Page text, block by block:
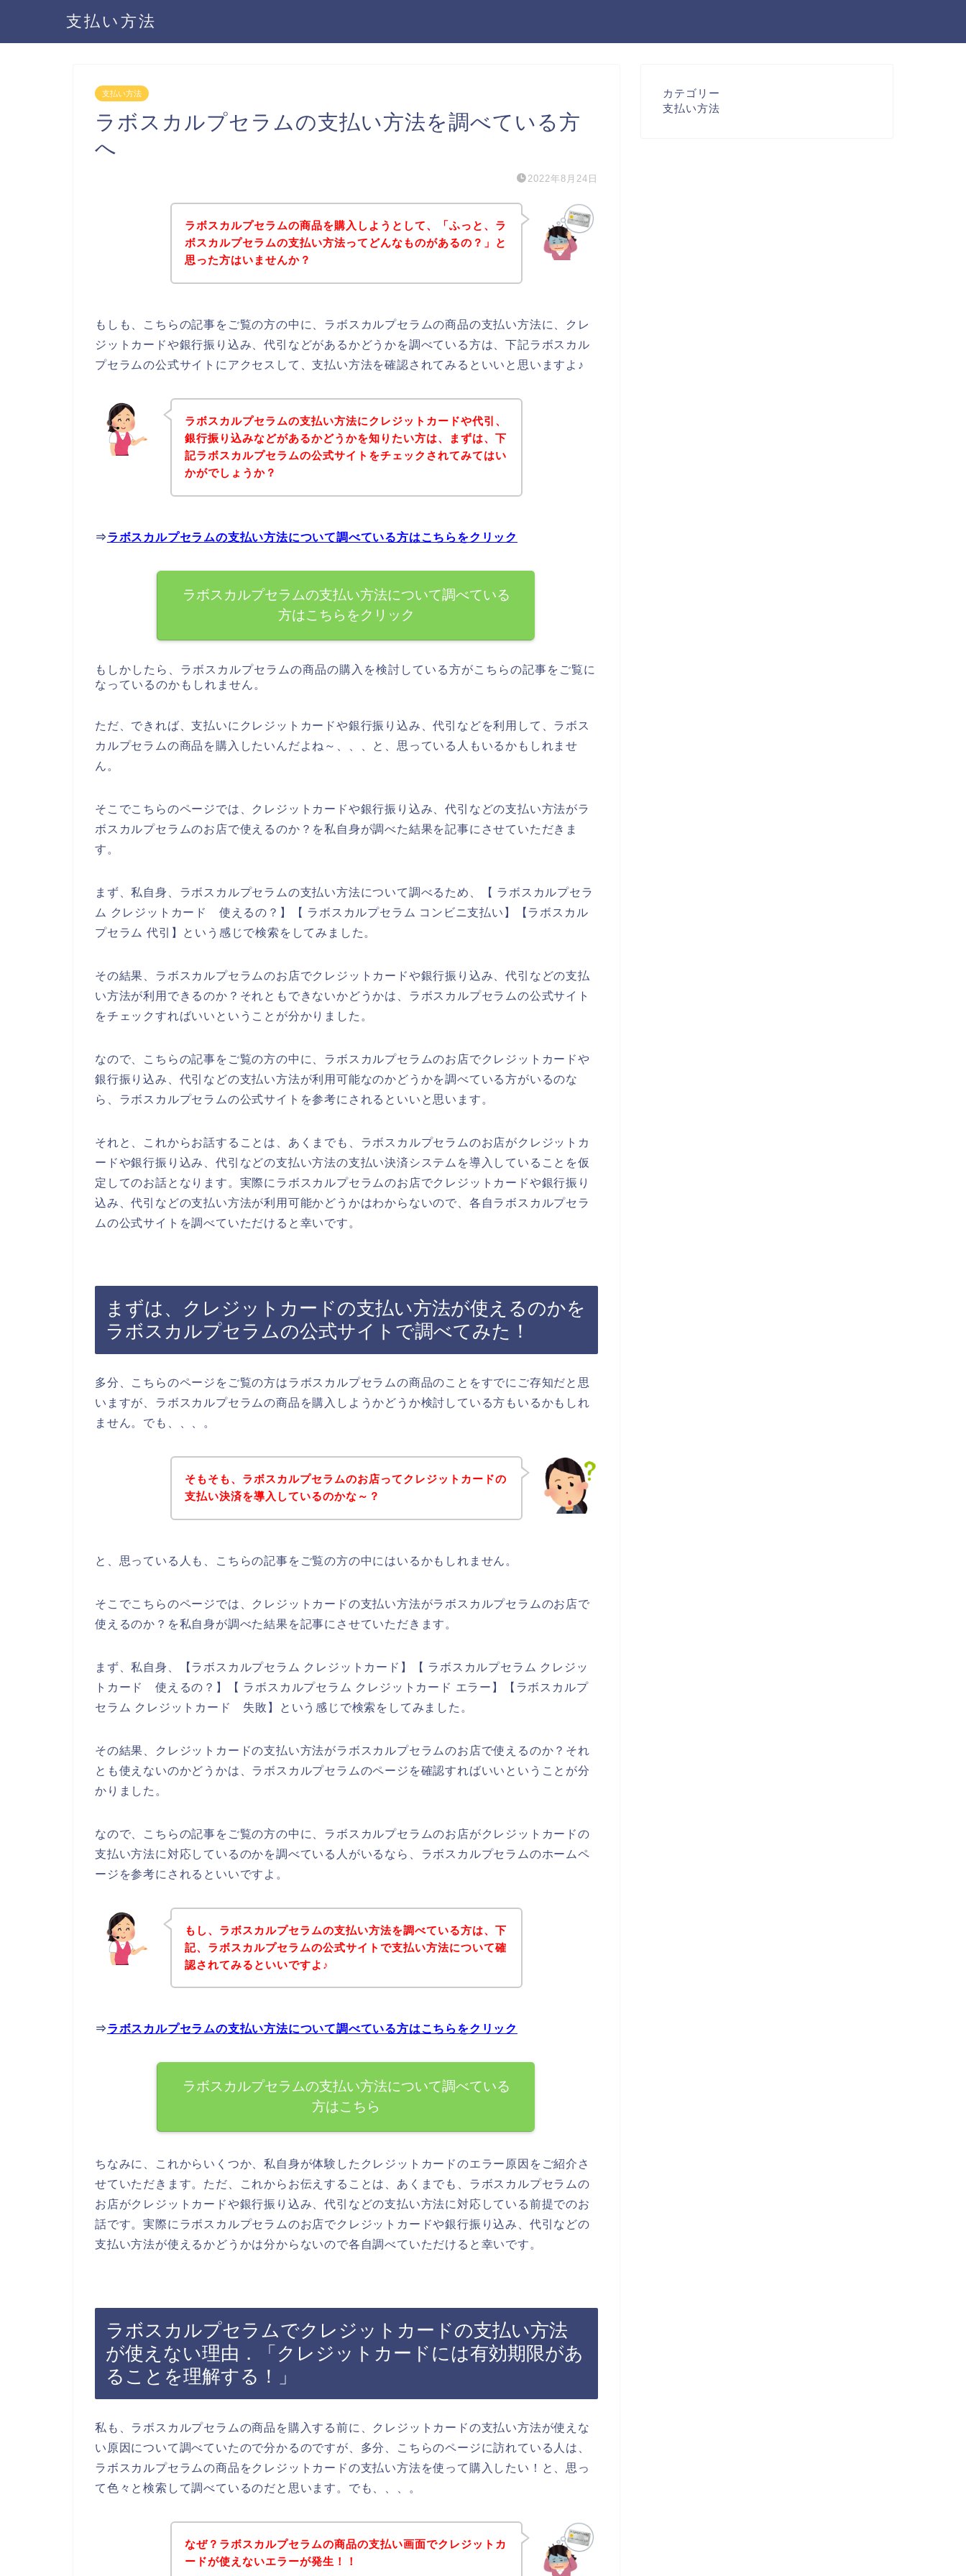
支払い方法
支払い方法
ラボスカルプセラムの支払い方法を調べている方
へ
2022年8月24日
ラボスカルプセラムの商品を購入しようとして、「ふっと、ラ
ボスカルプセラムの支払い方法ってどんなものがあるの？」と
思った方はいませんか？
もしも、こちらの記事をご覧の方の中に、ラボスカルプセラムの商品の支払い方法に、クレ
ジットカードや銀行振り込み、代引などがあるかどうかを調べている方は、下記ラボスカル
プセラムの公式サイトにアクセスして、支払い方法を確認されてみるといいと思いますよ♪
ラボスカルプセラムの支払い方法にクレジットカードや代引、
銀行振り込みなどがあるかどうかを知りたい方は、まずは、下
記ラボスカルプセラムの公式サイトをチェックされてみてはい
かがでしょうか？
⇒ラボスカルプセラムの支払い方法について調べている方はこちらをクリック
ラボスカルプセラムの支払い方法について調べている
方はこちらをクリック
もしかしたら、ラボスカルプセラムの商品の購入を検討している方がこちらの記事をご覧に
なっているのかもしれません。
ただ、できれば、支払いにクレジットカードや銀行振り込み、代引などを利用して、ラボス
カルプセラムの商品を購入したいんだよね～、、、と、思っている人もいるかもしれませ
ん。
そこでこちらのページでは、クレジットカードや銀行振り込み、代引などの支払い方法がラ
ボスカルプセラムのお店で使えるのか？を私自身が調べた結果を記事にさせていただきま
す。
まず、私自身、ラボスカルプセラムの支払い方法について調べるため、【 ラボスカルプセラ
ム クレジットカード 使えるの？】【 ラボスカルプセラム コンビニ支払い】【ラボスカル
プセラム 代引】という感じで検索をしてみました。
その結果、ラボスカルプセラムのお店でクレジットカードや銀行振り込み、代引などの支払
い方法が利用できるのか？それともできないかどうかは、ラボスカルプセラムの公式サイト
をチェックすればいいということが分かりました。
なので、こちらの記事をご覧の方の中に、ラボスカルプセラムのお店でクレジットカードや
銀行振り込み、代引などの支払い方法が利用可能なのかどうかを調べている方がいるのな
ら、ラボスカルプセラムの公式サイトを参考にされるといいと思います。
それと、これからお話することは、あくまでも、ラボスカルプセラムのお店がクレジットカ
ードや銀行振り込み、代引などの支払い方法の支払い決済システムを導入していることを仮
定してのお話となります。実際にラボスカルプセラムのお店でクレジットカードや銀行振り
込み、代引などの支払い方法が利用可能かどうかはわからないので、各自ラボスカルプセラ
ムの公式サイトを調べていただけると幸いです。
まずは、クレジットカードの支払い方法が使えるのかを
ラボスカルプセラムの公式サイトで調べてみた！
多分、こちらのページをご覧の方はラボスカルプセラムの商品のことをすでにご存知だと思
いますが、ラボスカルプセラムの商品を購入しようかどうか検討している方もいるかもしれ
ません。でも、、、。
そもそも、ラボスカルプセラムのお店ってクレジットカードの
支払い決済を導入しているのかな～？
と、思っている人も、こちらの記事をご覧の方の中にはいるかもしれません。
そこでこちらのページでは、クレジットカードの支払い方法がラボスカルプセラムのお店で
使えるのか？を私自身が調べた結果を記事にさせていただきます。
まず、私自身、【ラボスカルプセラム クレジットカード】【 ラボスカルプセラム クレジッ
トカード 使えるの？】【 ラボスカルプセラム クレジットカード エラー】【ラボスカルプ
セラム クレジットカード 失敗】という感じで検索をしてみました。
その結果、クレジットカードの支払い方法がラボスカルプセラムのお店で使えるのか？それ
とも使えないのかどうかは、ラボスカルプセラムのページを確認すればいいということが分
かりました。
なので、こちらの記事をご覧の方の中に、ラボスカルプセラムのお店がクレジットカードの
支払い方法に対応しているのかを調べている人がいるなら、ラボスカルプセラムのホームペ
ージを参考にされるといいですよ。
もし、ラボスカルプセラムの支払い方法を調べている方は、下
記、ラボスカルプセラムの公式サイトで支払い方法について確
認されてみるといいですよ♪
⇒ラボスカルプセラムの支払い方法について調べている方はこちらをクリック
ラボスカルプセラムの支払い方法について調べている
方はこちら
ちなみに、これからいくつか、私自身が体験したクレジットカードのエラー原因をご紹介さ
せていただきます。ただ、これからお伝えすることは、あくまでも、ラボスカルプセラムの
お店がクレジットカードや銀行振り込み、代引などの支払い方法に対応している前提でのお
話です。実際にラボスカルプセラムのお店でクレジットカードや銀行振り込み、代引などの
支払い方法が使えるかどうかは分からないので各自調べていただけると幸いです。
ラボスカルプセラムでクレジットカードの支払い方法
が使えない理由．「クレジットカードには有効期限があ
ることを理解する！」
私も、ラボスカルプセラムの商品を購入する前に、クレジットカードの支払い方法が使えな
い原因について調べていたので分かるのですが、多分、こちらのページに訪れている人は、
ラボスカルプセラムの商品をクレジットカードの支払い方法を使って購入したい！と、思っ
て色々と検索して調べているのだと思います。でも、、、。
なぜ？ラボスカルプセラムの商品の支払い画面でクレジットカ
ードが使えないエラーが発生！！
カテゴリー
支払い方法